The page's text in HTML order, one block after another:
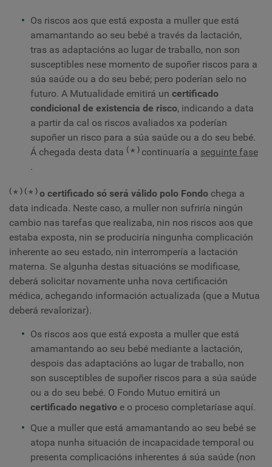
Os riscos aos que está exposta a muller que está
amamantando ao seu bebé a través da lactación,
tras as adaptacións ao lugar de traballo, non son
susceptibles nese momento de supoñer riscos para a
súa saúde ou a do seu bebé; pero poderían selo no
futuro. A Mutualidade emitirá un certificado
condicional de existencia de risco, indicando a data
a partir da cal os riscos avaliados xa poderían
supoñer un risco para a súa saúde ou a do seu bebé.
Á chegada desta data ( * ) continuaría a seguinte fase
.
( * ) ( * ) o certificado só será válido polo Fondo chega a
data indicada. Neste caso, a muller non sufriría ningún
cambio nas tarefas que realizaba, nin nos riscos aos que
estaba exposta, nin se produciría ningunha complicación
inherente ao seu estado, nin interrompería a lactación
materna. Se algunha destas situacións se modificase,
deberá solicitar novamente unha nova certificación
médica, achegando información actualizada (que a Mutua
deberá revalorizar).
Os riscos aos que está exposta a muller que está
amamantando ao seu bebé mediante a lactación,
despois das adaptacións ao lugar de traballo, non
son susceptibles de supoñer riscos para a súa saúde
ou a do seu bebé. O Fondo Mutuo emitirá un
certificado negativo e o proceso completaríase aquí.
Que a muller que está amamantando ao seu bebé se
atopa nunha situación de incapacidade temporal ou
presenta complicacións inherentes á súa saúde (non